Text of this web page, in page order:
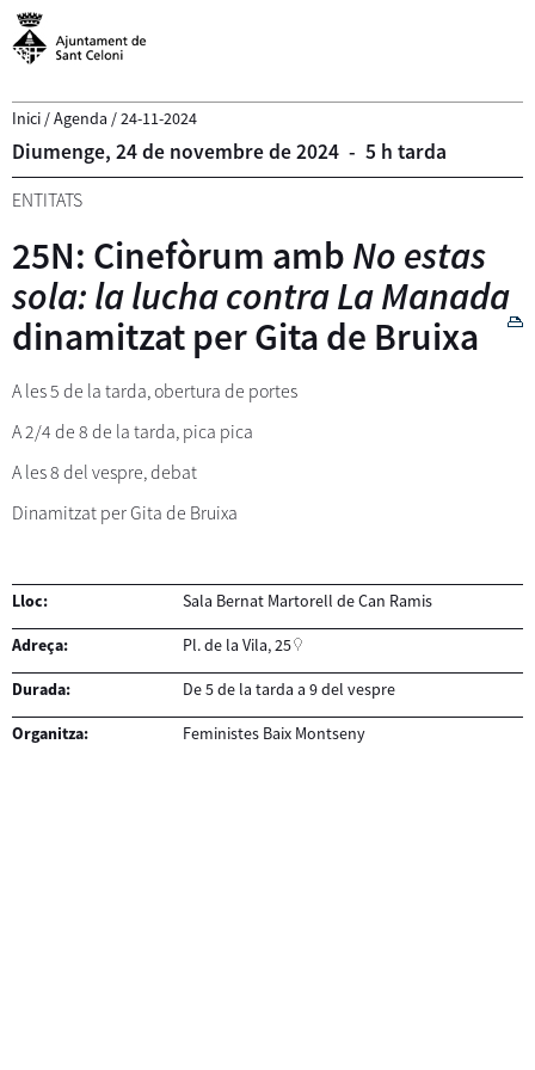
Inici /Agenda /24-11-2024
Diumenge, 24de novembrede2024 - 5 h tarda
ENTITATS
25N: Cinefòrum amb No estas
sola: la lucha contra La Manada
dinamitzat per Gita de Bruixa
A les 5 de la tarda, obertura de portes
A 2/4 de 8 de la tarda, pica pica
A les 8 del vespre, debat
Dinamitzat per Gita de Bruixa
Lloc: Sala Bernat Martorell de Can Ramis
Adreça: Pl. de la Vila, 25
Durada: De 5 de la tarda a 9 del vespre
Organitza: Feministes Baix Montseny